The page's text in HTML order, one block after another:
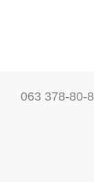
063 378-80-